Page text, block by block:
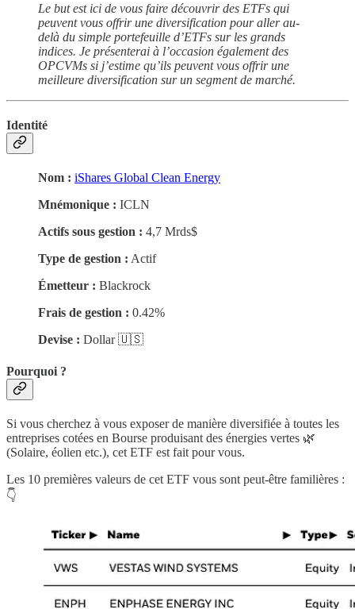
Le but est ici de vous faire découvrir des ETFs qui
peuvent vous offrir une diversification pour aller au-
delà du simple portefeuille d’ETFs sur les grands
indices. Je présenterai à l’occasion également des
OPCVMs si j’estime qu’ils peuvent vous offrir une
meilleure diversification sur un segment de marché.
Identité
Nom : iShares Global Clean Energy
Mnémonique : ICLN
Actifs sous gestion : 4,7 Mrds$
Type de gestion : Actif
Émetteur : Blackrock
Frais de gestion : 0.42%
Devise : Dollar 🇺🇸
Pourquoi ?
Si vous cherchez à vous exposer de manière diversifiée à toutes les
entreprises cotées en Bourse produisant des énergies vertes 🌿
(Solaire, éolien etc.), cet ETF est fait pour vous.
Les 10 premières valeurs de cet ETF vous sont peut-être familières :
👇